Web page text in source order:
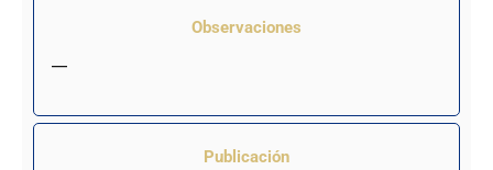
Observaciones
—
Publicación